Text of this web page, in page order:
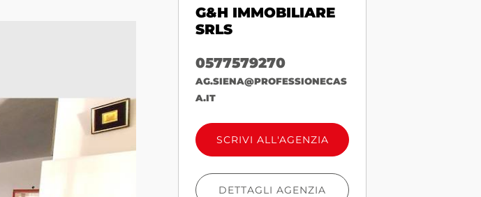
G&H IMMOBILIARE
SRLS
0577579270
AG.SIENA@PROFESSIONECAS
A.IT
SCRIVI ALL'AGENZIA
DETTAGLI AGENZIA